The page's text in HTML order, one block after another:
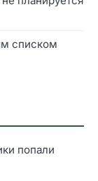
списком
попали